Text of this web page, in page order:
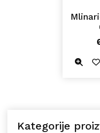
Kategorije